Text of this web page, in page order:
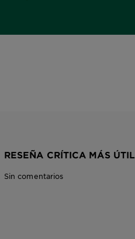
RESEÑA CRÍTICA MÁS ÚTIL
Sin comentarios